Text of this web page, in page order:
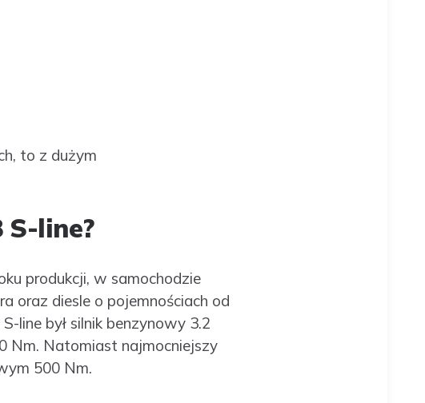
to z dużym
line?
produkcji, w samochodzie
oraz diesle o pojemnościach od
line był silnik benzynowy 3.2
Nm. Natomiast najmocniejszy
500 Nm.